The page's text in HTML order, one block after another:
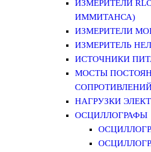
ИЗМЕРИТЕЛИ
ИММИТАНСА)
ИЗМЕРИТЕЛИ
ИЗМЕРИТЕЛЬ
ИСТОЧНИКИ
МОСТЫ
НАГРУЗКИ
ОСЦИЛЛОГРАФЫ